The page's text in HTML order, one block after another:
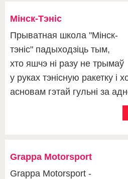
Мінск-Тэніс
Прыватная школа "Мінск-
тэніс" падыходзіць тым,
хто яшчэ ні разу не трымаў
у руках тэнісную ракетку і
асновам гэтай гульні за
Grappa Motorsport
Grappa Motorsport -